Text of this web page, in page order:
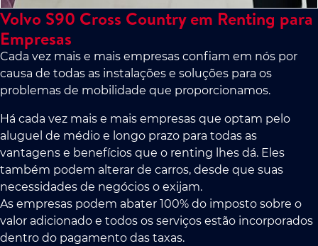
Volvo S90 Cross Country em Renting para
Empresas
Cada vez mais e mais empresas confiam em nós por
causa de todas as instalações e soluções para os
problemas de mobilidade que proporcionamos.
Há cada vez mais e mais empresas que optam pelo
aluguel de médio e longo prazo para todas as
vantagens e benefícios que o renting lhes dá. Eles
também podem alterar de carros, desde que suas
necessidades de negócios o exijam.
As empresas podem abater 100% do imposto sobre o
valor adicionado e todos os serviços estão incorporados
dentro do pagamento das taxas.